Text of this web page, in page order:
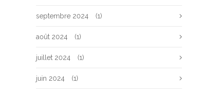
septembre 2024 (1)
août 2024 (1)
juillet 2024 (1)
juin 2024 (1)